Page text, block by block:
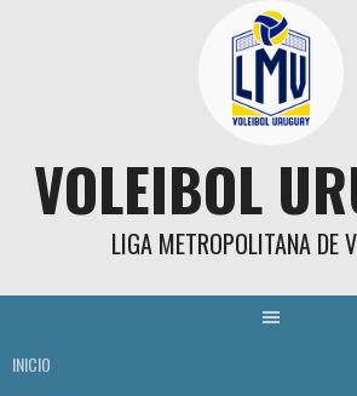
VOLEIBOL
LIGA METROPOLITANA DE
INICIO